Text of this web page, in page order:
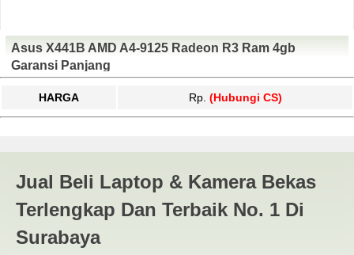
Asus X441B AMD A4-9125 Radeon R3 Ram 4gb
Garansi Panjang
HARGA Rp. (Hubungi CS)
JUAL BELI KAMERA BEKAS |
JUAL BELI LAPTOP BEKAS |
Jual Beli Laptop & Kamera Bekas
Terlengkap Dan Terbaik No. 1 Di
Surabaya